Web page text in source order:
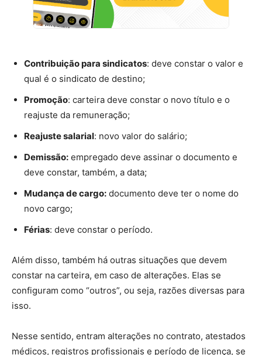
Contribuição para sindicatos: deve constar o valor e
qual é o sindicato de destino;
Promoção: carteira deve constar o novo título e o
reajuste da remuneração;
Reajuste salarial: novo valor do salário;
Demissão: empregado deve assinar o documento e
deve constar, também, a data;
Mudança de cargo: documento deve ter o nome do
novo cargo;
Férias: deve constar o período.
Além disso, também há outras situações que devem
constar na carteira, em caso de alterações. Elas se
configuram como “outros”, ou seja, razões diversas para
isso.
Nesse sentido, entram alterações no contrato, atestados
médicos, registros profissionais e período de licença, se